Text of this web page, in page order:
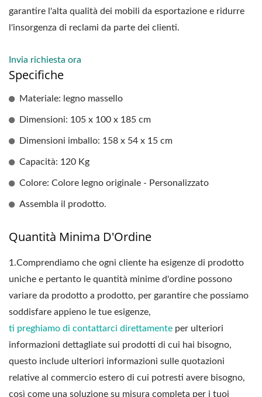
garantire l'alta qualità dei mobili da esportazione e ridurre
l'insorgenza di reclami da parte dei clienti.
Invia richiesta ora
Specifiche
Materiale: legno massello
Dimensioni: 105 x 100 x 185 cm
Dimensioni imballo: 158 x 54 x 15 cm
Capacità: 120 Kg
Colore: Colore legno originale - Personalizzato
Assembla il prodotto.
Quantità Minima D'Ordine
1.Comprendiamo che ogni cliente ha esigenze di prodotto
uniche e pertanto le quantità minime d'ordine possono
variare da prodotto a prodotto, per garantire che possiamo
soddisfare appieno le tue esigenze,
ti preghiamo di contattarci direttamente per ulteriori
informazioni dettagliate sui prodotti di cui hai bisogno,
questo include ulteriori informazioni sulle quotazioni
relative al commercio estero di cui potresti avere bisogno,
così come una soluzione su misura completa per i tuoi